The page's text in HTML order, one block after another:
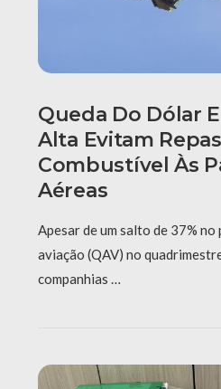
Queda Do Dólar
Alta Evitam
Combustível Às
Aéreas
Apesar de um salto de 37%
aviação (QAV) no
companhias …